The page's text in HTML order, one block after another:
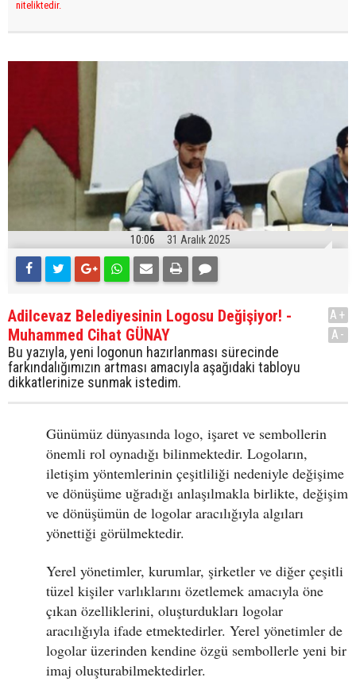
niteliktedir.
10:06 31 Aralık 2025
Adilcevaz Belediyesinin Logosu Değişiyor! -
Muhammed Cihat GÜNAY
Bu yazıyla, yeni logonun hazırlanması sürecinde
farkındalığımızın artması amacıyla aşağıdaki tabloyu
dikkatlerinize sunmak istedim.
A+
A-
Günümüz dünyasında logo, işaret ve sembollerin
önemli rol oynadığı bilinmektedir. Logoların,
iletişim yöntemlerinin çeşitliliği nedeniyle değişime
ve dönüşüme uğradığı anlaşılmakla birlikte, değişim
ve dönüşümün de logolar aracılığıyla algıları
yönettiği görülmektedir.
Yerel yönetimler, kurumlar, şirketler ve diğer çeşitli
tüzel kişiler varlıklarını özetlemek amacıyla öne
çıkan özelliklerini, oluşturdukları logolar
aracılığıyla ifade etmektedirler. Yerel yönetimler de
logolar üzerinden kendine özgü sembollerle yeni bir
imaj oluşturabilmektedirler.